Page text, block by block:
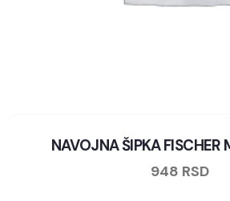
NAVOJNA ŠIPKA
948 RSD